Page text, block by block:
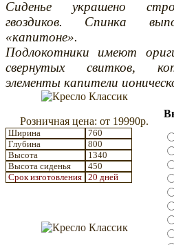
Сиденье украшено
гвоздиков. Спинка
«капитоне».
Подлокотники имеют
свернутых свитков,
элементы капители
Розничная цена: от 19990р.
Ширина
760
Глубина
800
Высота
1340
Высота сиденья
450
Срок изготовления 20 дней